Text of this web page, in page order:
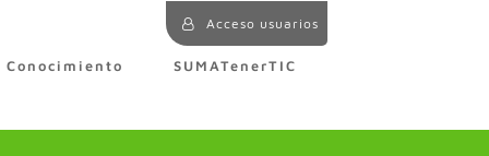
Acceso usuarios
Conocimiento SUMATenerTIC